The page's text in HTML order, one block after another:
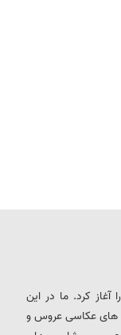
فعالیت خود را آغاز کرد. ما در این
های عکاسی عروس و